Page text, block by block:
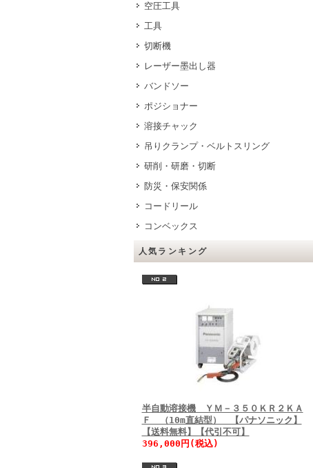
空圧工具
工具
切断機
レーザー墨出し器
バンドソー
ポジショナー
溶接チャック
吊りクランプ・ベルトスリング
研削・研磨・切断
防災・保安関係
コードリール
コンベックス
人気ランキング
半自動溶接機 ＹＭ－３５０ＫＲ２ＫＡ
Ｆ （10m直結型） 【パナソニック】
【送料無料】【代引不可】
396,000円(税込)